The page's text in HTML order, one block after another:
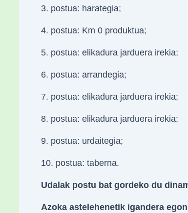
3. postua: harategia;
4. postua: Km 0 produktua;
5. postua: elikadura jarduera irekia;
6. postua: arrandegia;
7. postua: elikadura jarduera irekia;
8. postua: elikadura jarduera irekia;
9. postua: urdaitegia;
10. postua: taberna.
Udalak postu bat gordeko du
Azoka astelehenetik igandera